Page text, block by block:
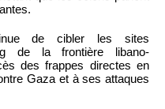
de cibler les sites
de la frontière libano-
des frappes directes en
Gaza et à ses attaques